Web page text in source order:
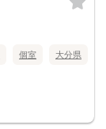
個室 大分県